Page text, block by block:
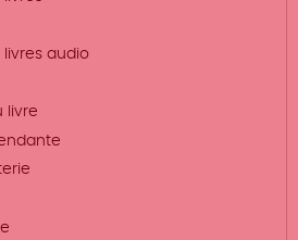
livres audio
livre